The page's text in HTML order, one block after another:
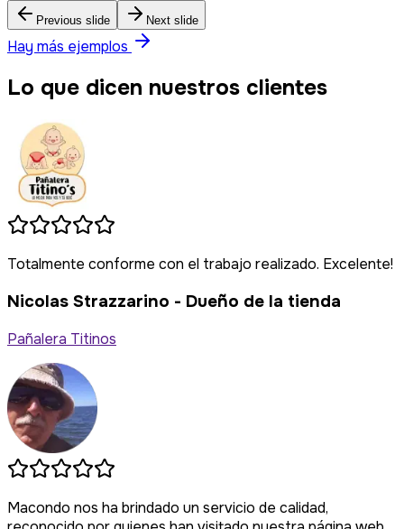
Previous slide Next slide
Hay más ejemplos
Lo que dicen nuestros clientes
Totalmente conforme con el trabajo realizado. Excelente!
Nicolas Strazzarino - Dueño de la tienda
Pañalera Titinos